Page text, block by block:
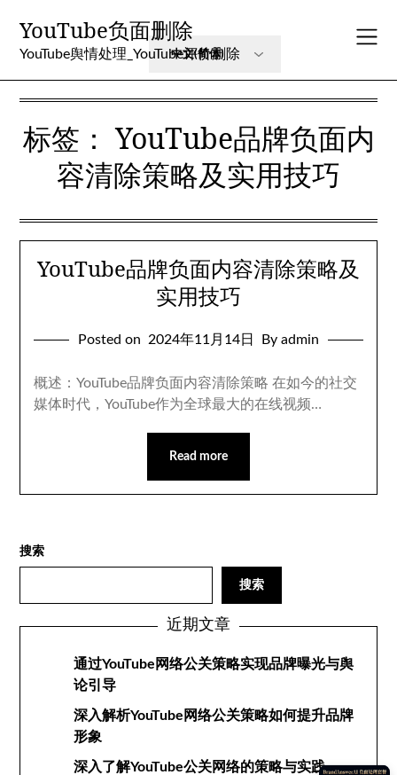
content
YouTube负面删除
YouTube舆情处理_YouTube评价删除
标签：YouTube品牌负面内
容清除策略及实用技巧
YouTube品牌负面内容清除策略及
实用技巧
Posted on 2024年11月14日 By admin
概述：YouTube品牌负面内容清除策略 在如今的社交
媒体时代，YouTube作为全球最大的在线视频…
Read more
搜索
搜索
近期文章
通过YouTube网络公关策略实现品牌曝光与舆
论引导
深入解析YouTube网络公关策略如何提升品牌
形象
深入了解YouTube公关网络的策略与实践